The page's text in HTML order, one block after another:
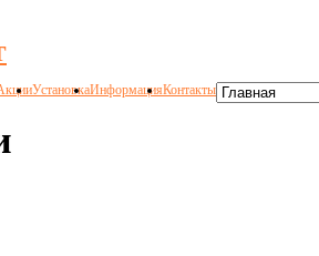
УстановкаИнформацияКонтакты